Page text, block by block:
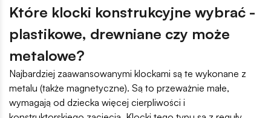
Które klocki konstrukcyjne wybrać -
plastikowe, drewniane czy może
metalowe?
Najbardziej zaawansowanymi klockami są te wykonane z
metalu (także magnetyczne). Są to przeważnie małe,
wymagają od dziecka więcej cierpliwości i